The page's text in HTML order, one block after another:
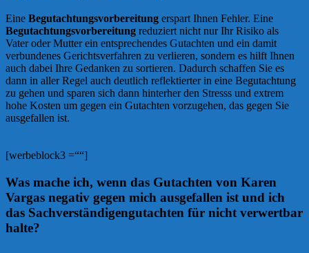
Eine Begutachtungsvorbereitung erspart Ihnen Fehler. Eine
Begutachtungsvorbereitung reduziert nicht nur Ihr Risiko als
Vater oder Mutter ein entsprechendes Gutachten und ein damit
verbundenes Gerichtsverfahren zu verlieren, sondern es hilft Ihnen
auch dabei Ihre Gedanken zu sortieren. Dadurch schaffen Sie es
dann in aller Regel auch deutlich reflektierter in eine Begutachtung
zu gehen und sparen sich dann hinterher den Stresss und extrem
hohe Kosten um gegen ein Gutachten vorzugehen, das gegen Sie
ausgefallen ist.
[werbeblock3 =““]
Was mache ich, wenn das Gutachten von Karen
Vargas negativ gegen mich ausgefallen ist und ich
das Sachverständigengutachten für nicht verwertbar
halte?